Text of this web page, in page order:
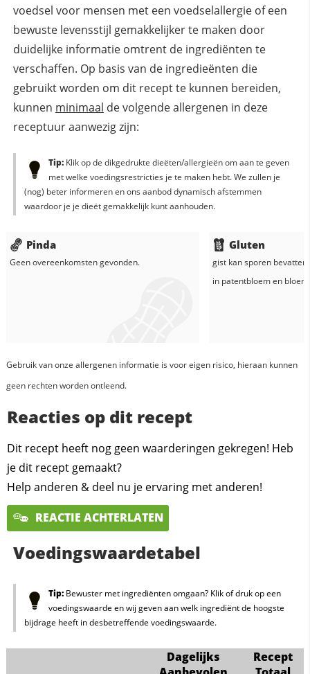
voedsel voor mensen met een voedselallergie of een
bewuste levensstijl gemakkelijker te maken door
duidelijke informatie omtrent de ingrediënten te
verschaffen. Op basis van de ingredieënten die
gebruikt worden om dit recept te kunnen bereiden,
kunnen minimaal de volgende allergenen in deze
receptuur aanwezig zijn:
Tip:Klik op de dikgedrukte dieëten/allergieën om aan te geven
met welke voedingsrestricties je te maken hebt. We zullen je
(nog) beter informeren en ons aanbod dynamisch afstemmen
waardoor je je dieët gemakkelijk kunt aanhouden.
Pinda
Geen overeenkomsten gevonden.
Gluten
gistkan sporen
in patentbloemen bloem
Gebruik van onze allergenen informatie is voor eigen risico, hieraan kunnen
geen rechten worden ontleend.
Reacties op dit recept
Dit recept heeft nog geen waarderingen gekregen! Heb
je dit recept gemaakt?
Help anderen & deel nu je ervaring met anderen!
REACTIE ACHTERLATEN
Voedingswaardetabel
Tip:Bewuster met ingrediënten omgaan? Klik of druk op een
voedingswaarde en wij geven aan welk ingrediënt de hoogste
bijdrage heeft in desbetreffende voedingswaarde.
Dagelijks
Recept